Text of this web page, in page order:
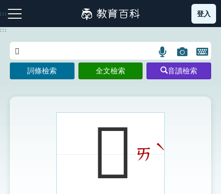
到
主
:::
注音索引圖示 筆畫索引圖示 部首索引表圖示
登入
:::
語
言
搜
示
圖
片
搜
開
鍵
圖
詞條檢索 全文檢索 音讀檢索
𣰛ㄞ ˋ